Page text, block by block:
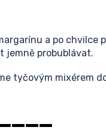
a po
jemně probublávat.
tyčovým mixérem